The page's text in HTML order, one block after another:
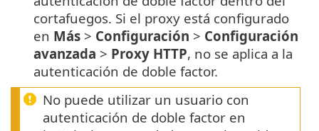
cortafuegos. Si el proxy está configurado
en Más > Configuración > Configuración
avanzada > Proxy HTTP, no se aplica a la
autenticación de doble factor.
No puede utilizar un usuario con
autenticación de doble factor en